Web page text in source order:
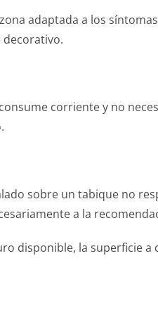
adaptada a los
corriente y no
sobre un tabique no
a la
disponible, la superficie